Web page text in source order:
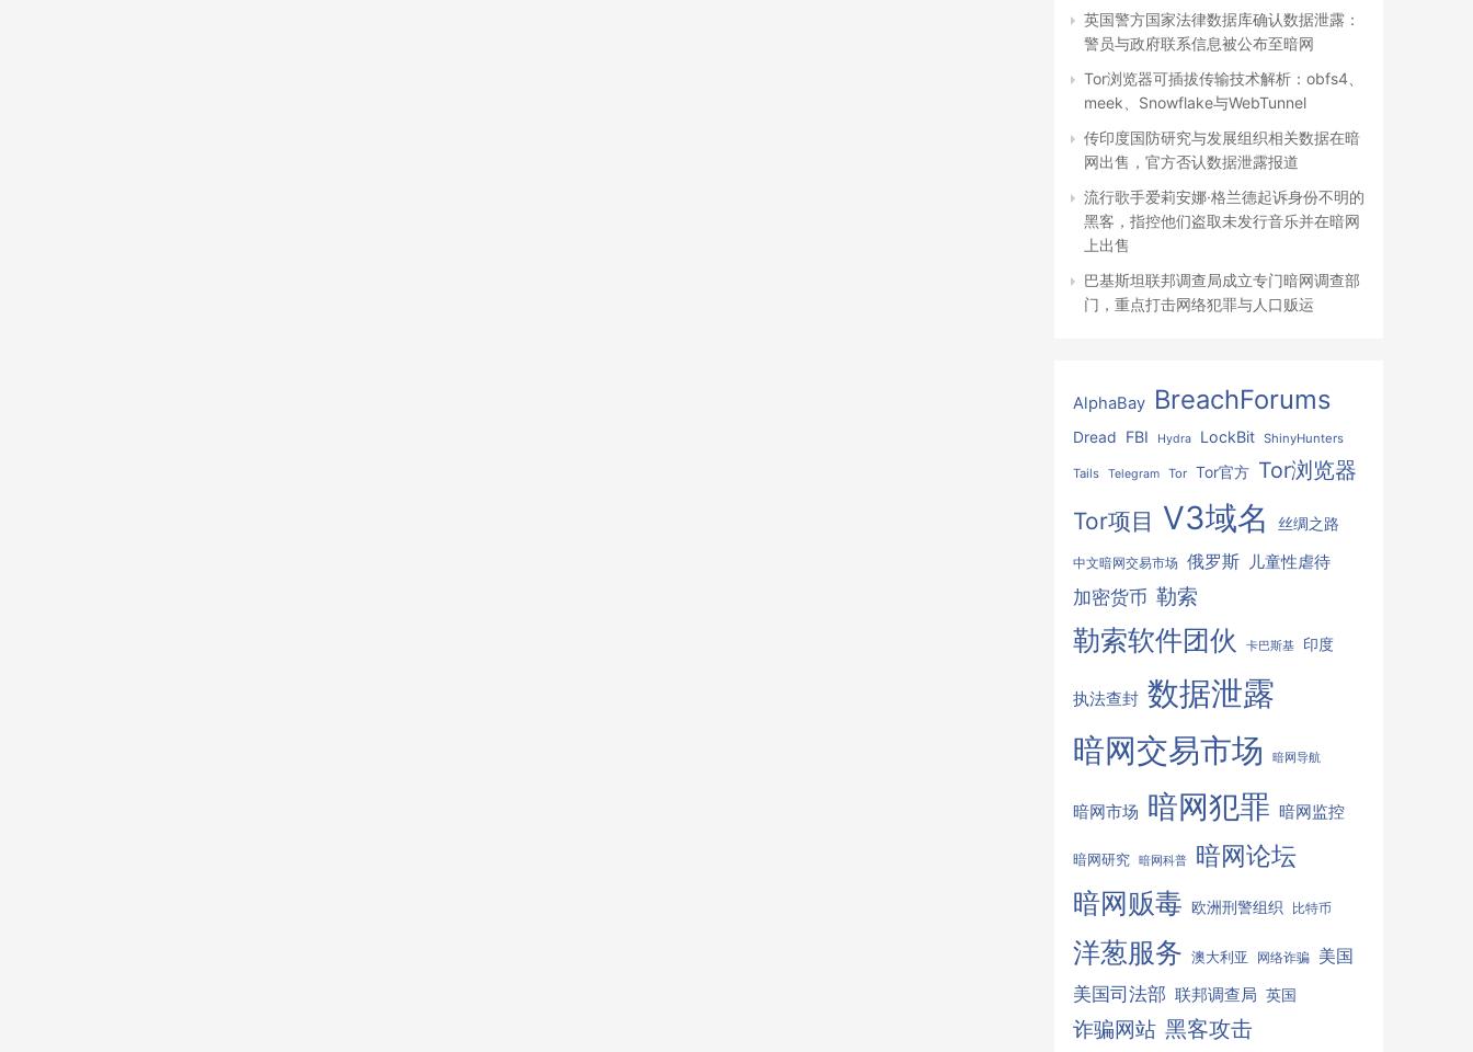
英国警方国家法律数据库确认数据泄露：
警员与政府联系信息被公布至暗网
Tor浏览器可插拔传输技术解析：obfs4、
meek、Snowflake与WebTunnel
传印度国防研究与发展组织相关数据在暗
网出售，官方否认数据泄露报道
流行歌手爱莉安娜·格兰德起诉身份不明的
黑客，指控他们盗取未发行音乐并在暗网
上出售
巴基斯坦联邦调查局成立专门暗网调查部
门，重点打击网络犯罪与人口贩运
AlphaBay BreachForums
Dread FBI Hydra LockBit ShinyHunters
Tails Telegram Tor Tor官方 Tor浏览器
Tor项目 V3域名 丝绸之路
中文暗网交易市场 俄罗斯 儿童性虐待
加密货币 勒索
勒索软件团伙 卡巴斯基 印度
执法查封 数据泄露
暗网交易市场
暗网导航
暗网市场 暗网犯罪 暗网监控
暗网研究 暗网科普 暗网论坛
暗网贩毒 欧洲刑警组织 比特币
洋葱服务 澳大利亚 网络诈骗 美国
美国司法部 联邦调查局 英国
诈骗网站 黑客攻击